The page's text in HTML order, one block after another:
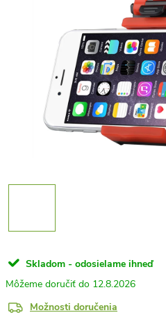
Skladom - odosielame ihneď
12.8.2026
Možnosti doručenia